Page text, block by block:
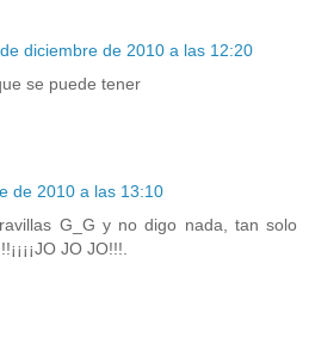
diciembre de 2010 a las 12:20
se puede tener
de 2010 a las 13:10
G_G y no digo nada, tan solo
JO JO!!!.